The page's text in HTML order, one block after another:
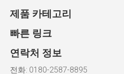
제품 카테고리
빠른 링크
연락처 정보
전화: 0180-2587-8895